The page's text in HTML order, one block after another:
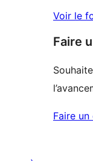
Voir le
Faire
Faire